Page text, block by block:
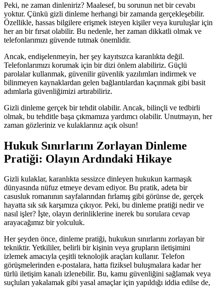
Peki, ne zaman dinleniriz? Maalesef, bu sorunun net bir cevabı
yoktur. Çünkü gizli dinleme herhangi bir zamanda gerçekleşebilir.
Özellikle, hassas bilgilere erişmek isteyen kişiler veya kuruluşlar için
her an bir fırsat olabilir. Bu nedenle, her zaman dikkatli olmak ve
telefonlarımızı güvende tutmak önemlidir.
Ancak, endişelenmeyin, her şey kayıtsızca karanlıkta değil.
Telefonlarımızı korumak için bir dizi önlem alabiliriz. Güçlü
parolalar kullanmak, güvenilir güvenlik yazılımları indirmek ve
bilinmeyen kaynaklardan gelen bağlantılardan kaçınmak gibi basit
adımlarla güvenliğimizi artırabiliriz.
Gizli dinleme gerçek bir tehdit olabilir. Ancak, bilinçli ve tedbirli
olmak, bu tehditle başa çıkmamıza yardımcı olabilir. Unutmayın, her
zaman gözleriniz ve kulaklarınız açık olsun!
Hukuk Sınırlarını Zorlayan Dinleme
Pratiği: Olayın Ardındaki Hikaye
Gizli kulaklar, karanlıkta sessizce dinleyen hukukun karmaşık
dünyasında nüfuz etmeye devam ediyor. Bu pratik, adeta bir
casusluk romanının sayfalarından fırlamış gibi görünse de, gerçek
hayatta sık sık karşımıza çıkıyor. Peki, bu dinleme pratiği nedir ve
nasıl işler? İşte, olayın derinliklerine inerek bu sorulara cevap
arayacağımız bir yolculuk.
Her şeyden önce, dinleme pratiği, hukukun sınırlarını zorlayan bir
tekniktir. Yetkililer, belirli bir kişinin veya grupların iletişimini
izlemek amacıyla çeşitli teknolojik araçları kullanır. Telefon
görüşmelerinden e-postalara, hatta fiziksel buluşmalara kadar her
türlü iletişim kanalı izlenebilir. Bu, kamu güvenliğini sağlamak veya
suçluları yakalamak gibi yasal amaçlar için yapıldığı iddia edilse de,